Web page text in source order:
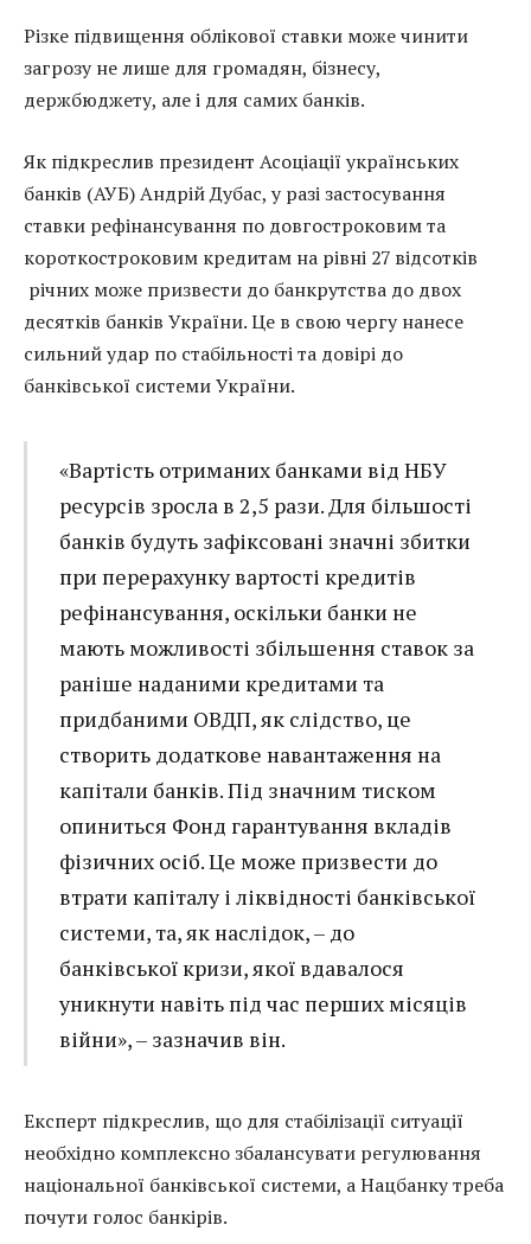
Різке підвищення облікової ставки може чинити
загрозу не лише для громадян, бізнесу,
держбюджету, але і для самих банків.
Як підкреслив президент Асоціації українських
банків (АУБ) Андрій Дубас, у разі застосування
ставки рефінансування по довгостроковим та
короткостроковим кредитам на рівні 27 відсотків
річних може призвести до банкрутства до двох
десятків банків України. Це в свою чергу нанесе
сильний удар по стабільності та довірі до
банківської системи України.
«Вартість отриманих банками від НБУ
ресурсів зросла в 2,5 рази. Для більшості
банків будуть зафіксовані значні збитки
при перерахунку вартості кредитів
рефінансування, оскільки банки не
мають можливості збільшення ставок за
раніше наданими кредитами та
придбаними ОВДП, як слідство, це
створить додаткове навантаження на
капітали банків. Під значним тиском
опиниться Фонд гарантування вкладів
фізичних осіб. Це може призвести до
втрати капіталу і ліквідності банківської
системи, та, як наслідок, – до
банківської кризи, якої вдавалося
уникнути навіть під час перших місяців
війни», – зазначив він.
Експерт підкреслив, що для стабілізації ситуації
необхідно комплексно збалансувати регулювання
національної банківської системи, а Нацбанку треба
почути голос банкірів.